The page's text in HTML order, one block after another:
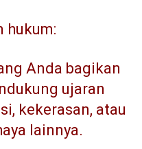
hukum:
Anda bagikan
ujaran
kekerasan, atau
lainnya.